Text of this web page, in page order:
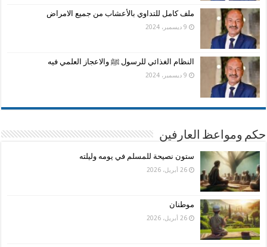
ملف كامل للتداوي بالأعشاب من جميع الامراض
9 ديسمبر، 2024
النظام الغذائي للرسول ﷺ والاعجاز العلمي فيه
9 ديسمبر، 2024
حكم ومواعظ العارفين
ستون نصيحة للمسلم في يومه وليلته
26 أبريل، 2026
موطنان
26 أبريل، 2026